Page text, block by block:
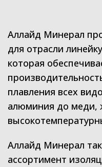
Аллайд Минерал
для отрасли
которая
плавления всех
алюминия до меди,
Аллайд Минерал
ассортимент